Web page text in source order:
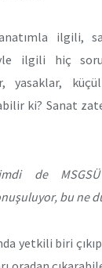
ilgili,
ilgili hiç
yasaklar,
ki? Sanat
de MSGSÜ
bu ne
yetkili biri